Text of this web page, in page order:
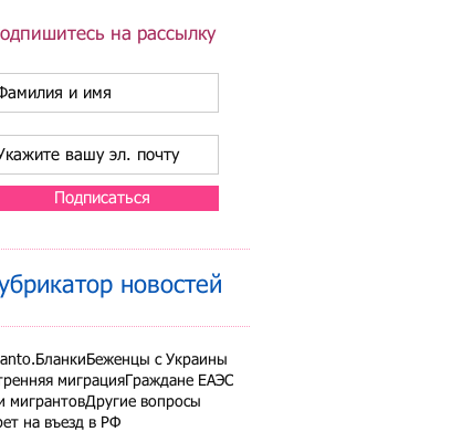
на рассылку
Подписаться
новостей
Беженцы с Украины
миграция Граждане ЕАЭС
мигрантовДругие вопросы
на въезд в РФ